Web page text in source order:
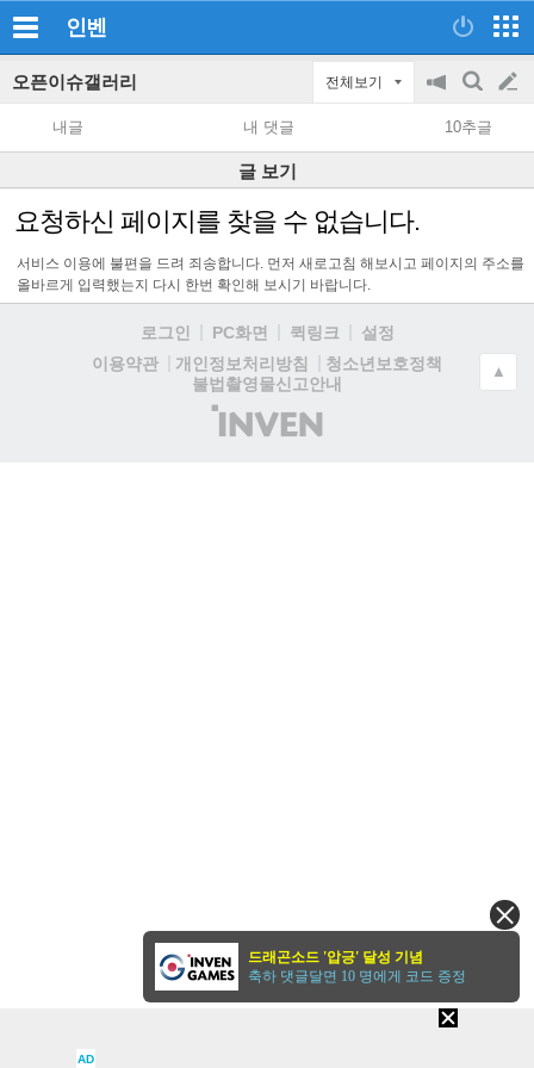
인벤
오픈이슈갤러리 전체보기
공
지
on/off
검
색
글
쓰
기
내글 내 댓글 10추글
글 보기
요청하신 페이지를 찾을 수 없습니다.
서비스 이용에 불편을 드려 죄송합니다. 먼저 새로고침 해보시고 페이지의 주소를
올바르게 입력했는지 다시 한번 확인해 보시기 바랍니다.
로그인 PC화면 퀵링크
설정
이용약관
개인정보처리방침
청소년보호정책
불법촬영물신고안내
(주)
인
▲
AD
드래곤소드 '압긍' 달성 기념
축하 댓글달면 10 명에게 코드 증정